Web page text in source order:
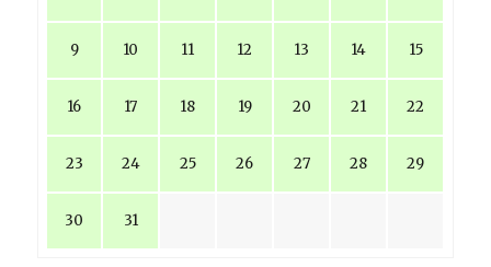
9 10 11 12 13 14 15
16 17 18 19 20 21 22
23 24 25 26 27 28 29
30 31